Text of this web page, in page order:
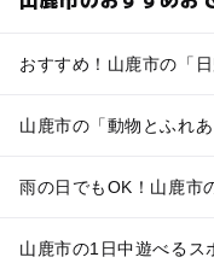
おすすめ！山鹿市の「
山鹿市の「動物とふれ
雨の日でもOK！山鹿市
山鹿市の1日中遊べるス